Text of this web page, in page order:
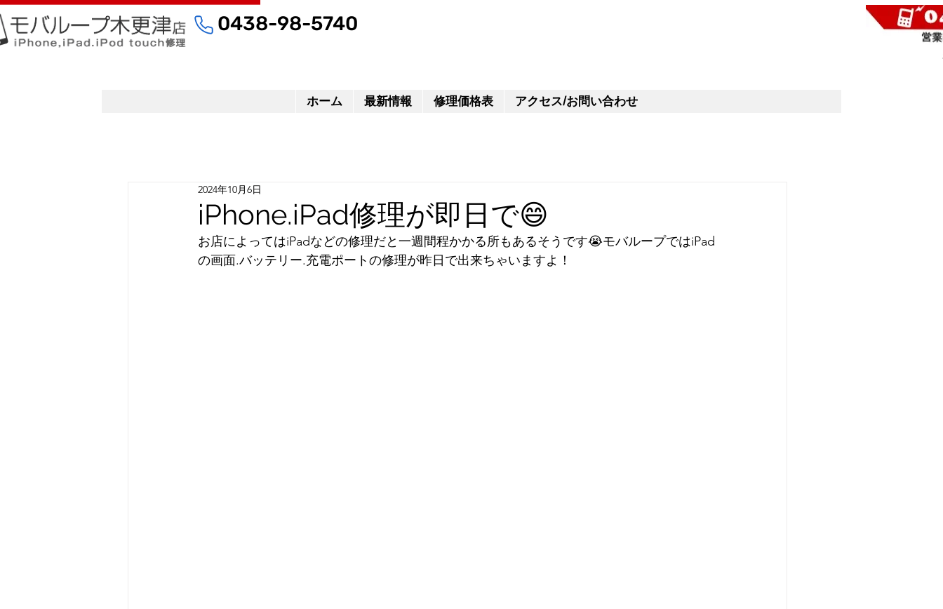
ホーム 最新情報 修理価格表 アクセス/お問い合わせ
0438-98-5740
iPhone.iPad修理が即日で😄
2024年10月6日
お店によってはiPadなどの修理だと一週間程かかる所もあるそうです😭モバループではiPad
の画面.バッテリー.充電ポートの修理が昨日で出来ちゃいますよ！